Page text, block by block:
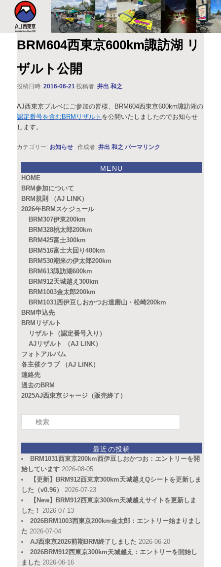
AJ西東京
このサイトは、オダックスジャパン西東京主催のブルベ情報を発信していま
す。XServer
BRM604西東京600km諏訪湖 リ
ザルト公開
投稿日時:2016-06-21 投稿者:井出 和之
AJ西東京ブルベにご参加の皆様、BRM604西東京600km諏訪湖の
認定番号を含むBRMリザルト を公開いたしましたのでお知らせ
します。
カテゴリー: お知らせ 作成者:井出 和之 パーマリンク
MENU
HOME
BRM参加について
BRM規則 （AJ LINK）
2026年BRMスケジュール
BRM307伊東200km
BRM328桃太郎200km
BRM425富士300km
BRM516富士大回り400km
BRM530潮来の伊太郎200km
BRM613諏訪湖600km
BRM912天城越え300km
BRM1003金太郎200km
BRM1031西伊豆しおかつお達磨山・松崎200km
BRM申込先
BRMリザルト
リザルト（認定番号入り）
AJリザルト （AJ LINK）
フォトアルバム
各主催クラブ （AJ LINK）
連絡先
過去のBRM
2025AJ西東京ジャージ（販売終了）
最近の投稿
BRM1031西東京200km西伊豆しおかつお：エントリーを開
始しています 2026-08-05
【更新】BRM912西東京300km天城越えQシートを更新しま
した（v0.96）
2026-07-23
【New】BRM912西東京300km天城越えサイトを更新しま
した！ 2026-07-13
2026BRM1003西東京200km金太郎：エントリー始まりまし
た 2026-07-04
AJ西東京2026前期BRM終了しました 2026-06-20
2026BRM912西東京300km天城越え：エントリーを開始し
ました 2026-06-16